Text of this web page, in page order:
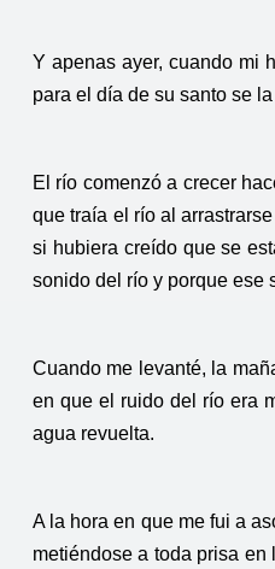
Y apenas ayer, cuando mi
para el día de su santo se
El río comenzó a crecer
que traía el río al
si hubiera creído que se
sonido del río y porque ese
Cuando me levanté, la
en que el ruido del río era
agua revuelta.
A la hora en que me fui a
metiéndose a toda prisa en